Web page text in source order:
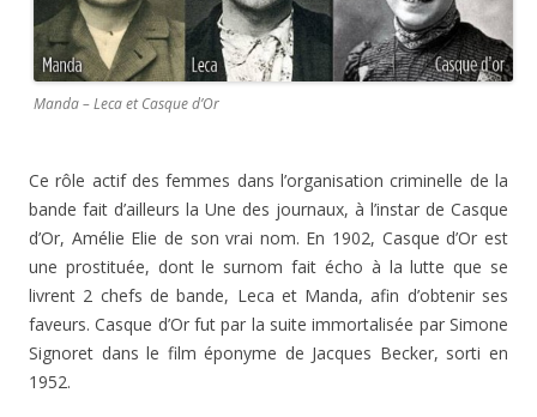
Manda – Leca et Casque d’Or
Ce rôle actif des femmes dans l’organisation criminelle de la
bande fait d’ailleurs la Une des journaux, à l’instar de Casque
d’Or, Amélie Elie de son vrai nom. En 1902, Casque d’Or est
une prostituée, dont le surnom fait écho à la lutte que se
livrent 2 chefs de bande, Leca et Manda, afin d’obtenir ses
faveurs. Casque d’Or fut par la suite immortalisée par Simone
Signoret dans le film éponyme de Jacques Becker, sorti en
1952.